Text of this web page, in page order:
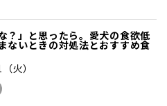
？」と思ったら。愛犬の食欲低
ないときの対処法とおすすめ食
火）